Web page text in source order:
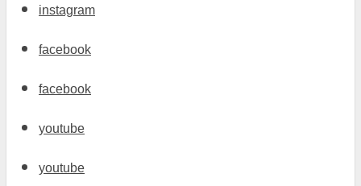
instagram
facebook
facebook
youtube
youtube